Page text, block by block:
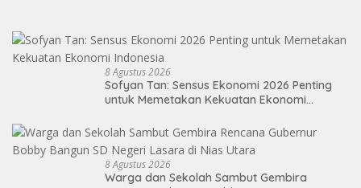
8 Agustus 2026
Sofyan Tan: Sensus Ekonomi 2026 Penting
untuk Memetakan Kekuatan Ekonomi
8 Agustus 2026
Warga dan Sekolah Sambut Gembira